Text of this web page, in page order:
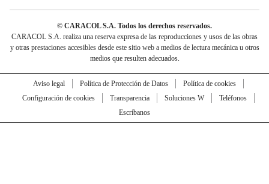
© CARACOL S.A. Todos los derechos reservados.
CARACOL S.A. realiza una reserva expresa de las reproducciones y usos de las obras
y otras prestaciones accesibles desde este sitio web a medios de lectura mecánica u otros
medios que resulten adecuados.
Aviso legal Política de Protección de Datos
Política de cookies
Configuración de cookies
Transparencia Soluciones W
Teléfonos
Escríbanos